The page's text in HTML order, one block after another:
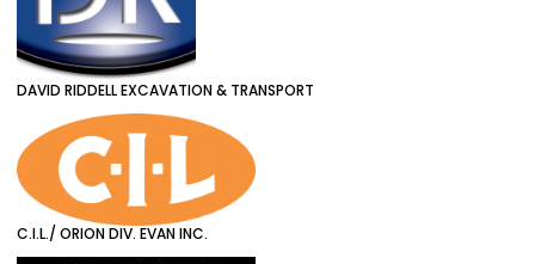
DAVID RIDDELL EXCAVATION & TRANSPORT
C.I.L./ ORION DIV. EVAN INC.